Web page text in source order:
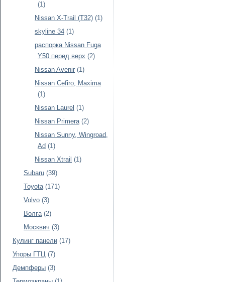
(1)
Nissan X-Trail (T32) (1)
skyline 34 (1)
распорка Nissan Fuga
Y50 перед верх (2)
Nissan Avenir (1)
Nissan Cefiro, Maxima
(1)
Nissan Laurel (1)
Nissan Primera (2)
Nissan Sunny, Wingroad,
Ad (1)
Nissan Xtrail (1)
Subaru (39)
Toyota (171)
Volvo (3)
Волга (2)
Москвич (3)
Кулинг панели (17)
Упоры ГТЦ (7)
Демпферы (3)